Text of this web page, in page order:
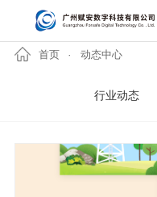
首页 动态中心
行业动态